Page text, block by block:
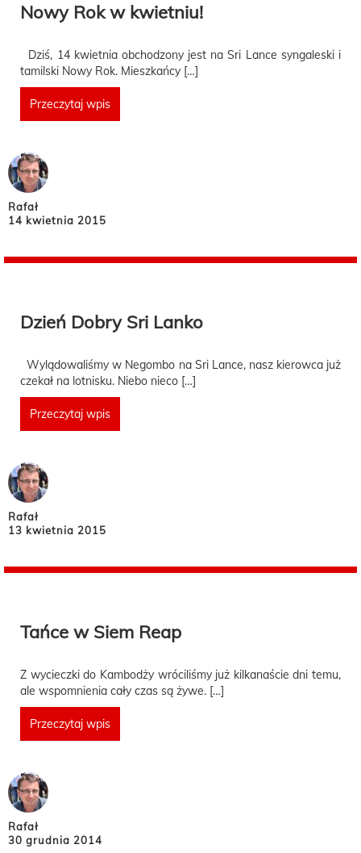
Nowy Rok w kwietniu!
Dziś, 14 kwietnia obchodzony jest na Sri Lance syngaleski i
tamilski Nowy Rok. Mieszkańcy […]
Przeczytaj wpis
Rafał
14 kwietnia 2015
Dzień Dobry Sri Lanko
Wylądowaliśmy w Negombo na Sri Lance, nasz kierowca już
czekał na lotnisku. Niebo nieco […]
Przeczytaj wpis
Rafał
13 kwietnia 2015
Tańce w Siem Reap
Z wycieczki do Kambodży wróciliśmy już kilkanaście dni temu,
ale wspomnienia cały czas są żywe. […]
Przeczytaj wpis
Rafał
30 grudnia 2014